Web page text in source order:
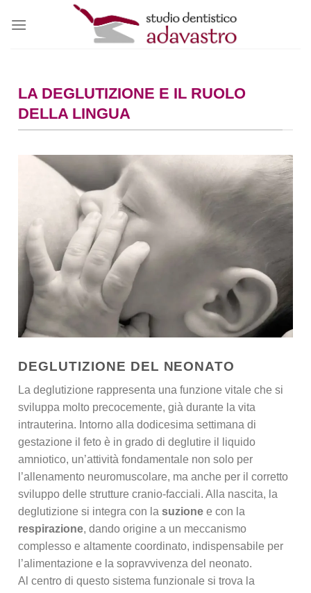
LA DEGLUTIZIONE E IL RUOLO
DELLA LINGUA
DEGLUTIZIONE DEL NEONATO
La deglutizione rappresenta una funzione vitale che si
sviluppa molto precocemente, già durante la vita
intrauterina. Intorno alla dodicesima settimana di
gestazione il feto è in grado di deglutire il liquido
amniotico, un’attività fondamentale non solo per
l’allenamento neuromuscolare, ma anche per il corretto
sviluppo delle strutture cranio-facciali. Alla nascita, la
deglutizione si integra con lasuzione e con la
respirazione, dando origine a un meccanismo
complesso e altamente coordinato, indispensabile per
l’alimentazione e la sopravvivenza del neonato.
Al centro di questo sistema funzionale si trova la